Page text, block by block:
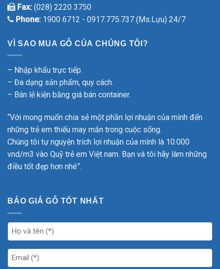
Fax: (028) 2220 3750
Phone: 1900 6712 - 0917.775.737 (Ms.Lựu) 24/7
VÌ SAO MUA GỖ CỦA CHÚNG TÔI?
– Nhập khẩu trực tiếp.
– Đa dạng sản phẩm, quy cách.
– Bán lẻ kiện bằng giá bán container.
“Với mong muốn chia sẻ một phần lợi nhuận của mình đến
những trẻ em thiếu may mắn trong cuộc sống.
Chúng tôi tự nguyện trích lợi nhuận của mình là 10.000
vnd/m3 vào Quỹ trẻ em Việt nam. Bạn và tôi hãy làm những
điều tốt đẹp hơn nhé”.
BÁO GIÁ GỖ TỐT NHẤT